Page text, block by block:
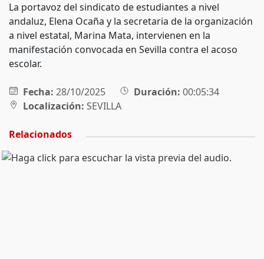
La portavoz del sindicato de estudiantes a nivel
andaluz, Elena Ocaña y la secretaria de la organización
a nivel estatal, Marina Mata, intervienen en la
manifestación convocada en Sevilla contra el acoso
escolar.
Fecha: 28/10/2025 Duración: 00:05:34
Localización: SEVILLA
Relacionados